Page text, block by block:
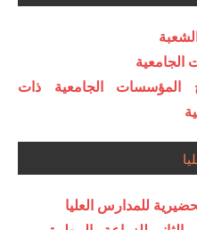
الجامعية
المؤسسات الجامعية ذات
للمدارس العليا